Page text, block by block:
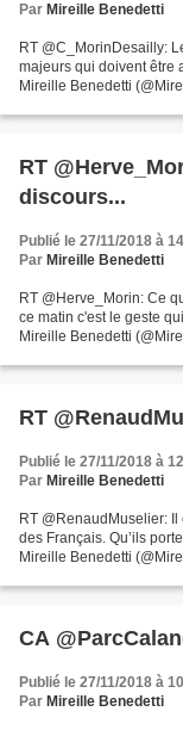
Par Mireille Benedetti
RT @C_MorinDesailly:
majeurs qui doivent être
Mireille Benedetti
RT
discours...
Publié le 27/11/2018 à
Par Mireille Benedetti
RT @Herve_Morin: Ce
ce matin c'est le geste
Mireille Benedetti
RT
Publié le 27/11/2018 à
Par Mireille Benedetti
RT @RenaudMuselier:
des Français. Qu’ils
Mireille Benedetti
CA
Publié le 27/11/2018 à
Par Mireille Benedetti